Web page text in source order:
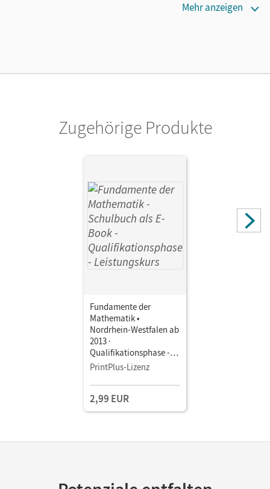
Mehr anzeigen
Zugehörige Produkte
Fundamente der
Mathematik •
Nordrhein-Westfalen ab
2013 ·
Qualifikationsphase -
Leistungskurs •
Mit Medien
PrintPlus-Lizenz
2,99 EUR